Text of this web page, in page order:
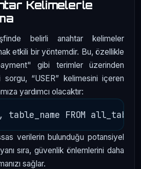
Kelimelerle
belirli anahtar kelimeler
etkili bir yöntemdir. Bu, özellikle
gibi terimler üzerinden
sorgu, “USER” kelimesini içeren
yardımcı olacaktır:
verilerin bulunduğu potansiyel
sıra, güvenlik önlemlerini daha
sağlar.